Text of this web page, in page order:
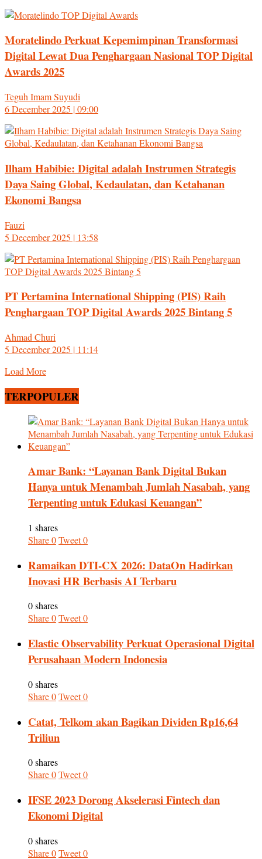
Moratelindo Perkuat Kepemimpinan Transformasi
Digital Lewat Dua Penghargaan Nasional TOP Digital
Awards 2025
Teguh Imam Suyudi
6 December 2025 | 09:00
Ilham Habibie: Digital adalah Instrumen Strategis
Daya Saing Global, Kedaulatan, dan Ketahanan
Ekonomi Bangsa
Fauzi
5 December 2025 | 13:58
PT Pertamina International Shipping (PIS) Raih
Penghargaan TOP Digital Awards 2025 Bintang 5
Ahmad Churi
5 December 2025 | 11:14
Load More
TERPOPULER
Amar Bank: “Layanan Bank Digital Bukan
Hanya untuk Menambah Jumlah Nasabah, yang
Terpenting untuk Edukasi Keuangan”
1 shares
Share0Tweet0
Ramaikan DTI-CX 2026: DataOn Hadirkan
Inovasi HR Berbasis AI Terbaru
0 shares
Share0Tweet0
Elastic Observability Perkuat Operasional Digital
Perusahaan Modern Indonesia
0 shares
Share0Tweet0
Catat, Telkom akan Bagikan Dividen Rp16,64
Triliun
0 shares
Share0Tweet0
IFSE 2023 Dorong Akselerasi Fintech dan
Ekonomi Digital
0 shares
Share0Tweet0